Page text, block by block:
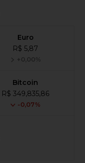
Euro
R$ 5,87
+0,00%
Bitcoin
R$ 349,835,86
-0,07%